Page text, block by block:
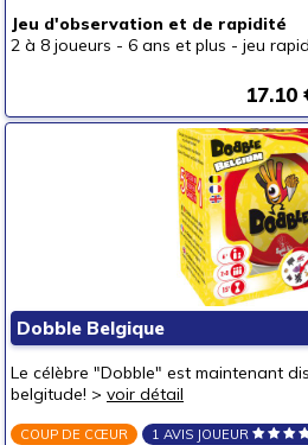
un jeune ado (8-12 ans)
un adulte (16 ans et +)
autour de 25 €
autour de 30 €
autour de 40 €
autour de 50 €
Jeu d'observation et de rapidité
2 à 8 joueurs - 6 ans et plus - jeu
17.10
Dobble Belgique
Le célèbre "Dobble" est maintenant
belgitude! > voir détail
COUP DE CŒUR 1 AVIS JOUEUR